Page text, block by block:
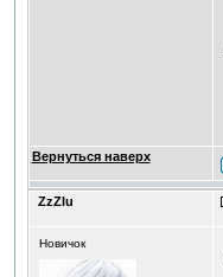
Вернуться наверх
ZzZlu
Новичок